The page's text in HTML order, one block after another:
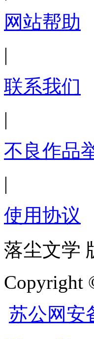
网站帮助
|
联系我们
|
不良作品
|
使用协议
落尘文学
Copyright
苏公网安